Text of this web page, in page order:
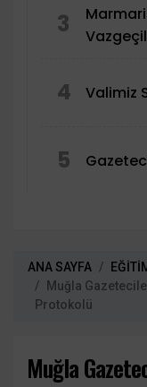
3
4 Valimiz
5
ANA SAYFA
Muğla
Protokolü
Muğla